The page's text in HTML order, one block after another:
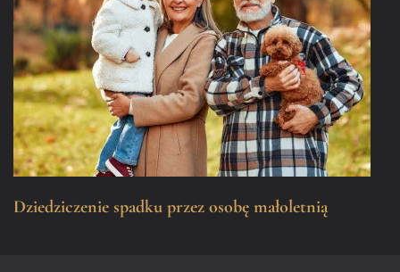
Dziedziczenie spadku przez osobę małoletnią